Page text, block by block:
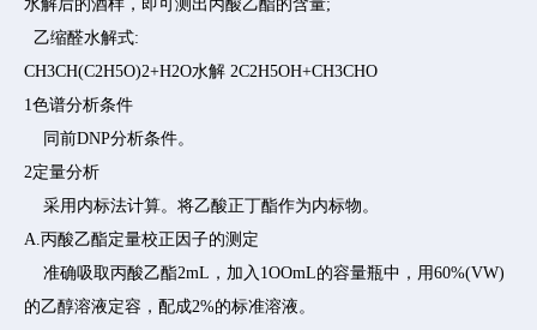
水解后的酒样，即可测出丙酸乙酯的含量;
乙缩醛水解式:
CH3CH(C2H5O)2+H2O水解 2C2H5OH+CH3CHO
1色谱分析条件
同前DNP分析条件。
2定量分析
采用内标法计算。将乙酸正丁酯作为内标物。
A.丙酸乙酯定量校正因子的测定
准确吸取丙酸乙酯2mL，加入1OOmL的容量瓶中，用60%(VW)
的乙醇溶液定容，配成2%的标准溶液。